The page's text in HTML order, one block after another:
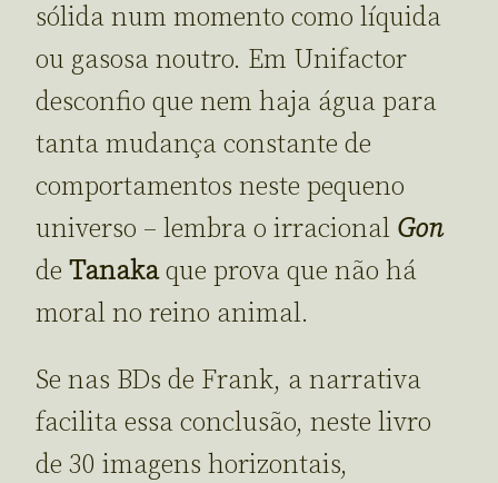
sólida num momento como líquida
ou gasosa noutro. Em Unifactor
desconfio que nem haja água para
tanta mudança constante de
comportamentos neste pequeno
universo – lembra o irracional Gon
de Tanakaque prova que não há
moral no reino animal.
Se nas BDs de Frank, a narrativa
facilita essa conclusão, neste livro
de 30 imagens horizontais,